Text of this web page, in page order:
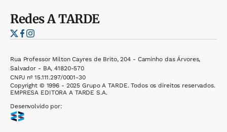
RedesA TARDE
Rua Professor Milton Cayres de Brito, 204 - Caminho das Árvores,
Salvador - BA, 41820-570
CNPJ nº 15.111.297/0001-30
Copyright © 1996 - 2025 Grupo A TARDE. Todos os direitos reservados.
EMPRESA EDITORA A TARDE S.A.
Desenvolvido por: